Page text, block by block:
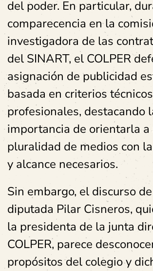
del poder. En particular,
comparecencia en la
investigadora de las
del SINART, el COLPER
asignación de publicidad
basada en criterios
profesionales, destacando
importancia de orientarla a
pluralidad de medios con
y alcance necesarios.
Sin embargo, el discurso
diputada Pilar Cisneros,
la presidenta de la junta
COLPER, parece
propósitos del colegio y